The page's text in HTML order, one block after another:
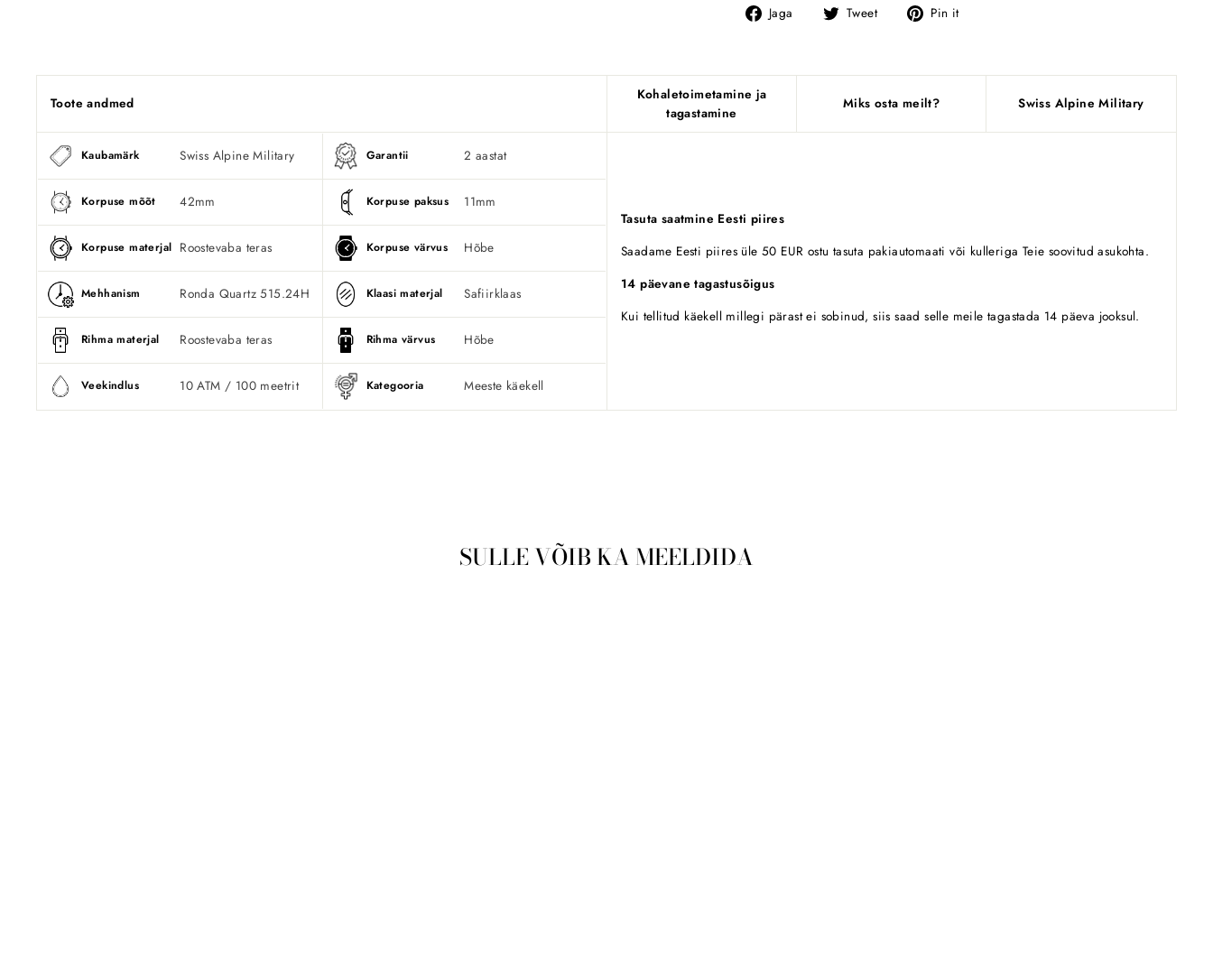
Jaga
Jaga
Tweet Tweet Pin it
Toote andmed
Kohaletoimetamine ja
tagastamine
Miks osta meilt? Swiss Alpine Military
Kaubamärk Swiss Alpine Military Garantii 2 aastat
Korpuse mõõt 42mm Korpuse paksus 11mm
Korpuse materjal Roostevaba teras Korpuse värvus Hõbe
Mehhanism Ronda Quartz 515.24H Klaasi materjal Safiirklaas
Rihma materjal Roostevaba teras Rihma värvus Hõbe
Veekindlus 10 ATM / 100 meetrit Kategooria Meeste käekell
Tasuta saatmine Eesti piires
Saadame Eesti piires üle 50 EUR ostu tasuta pakiautomaati või kulleriga Teie soovitud asukohta.
14 päevane tagastusõigus
Kui tellitud käekell millegi pärast ei sobinud, siis saad selle meile tagastada 14 päeva jooksul.
SULLE VÕIB KA MEELDIDA